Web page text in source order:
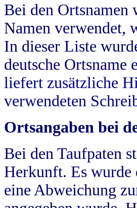
Bei den Ortsnamen
Namen verwendet,
In dieser Liste
deutsche Ortsname
liefert zusätzliche
verwendeten
Ortsangaben bei
Bei den Taufpaten
Herkunft. Es wurde
eine Abweichung